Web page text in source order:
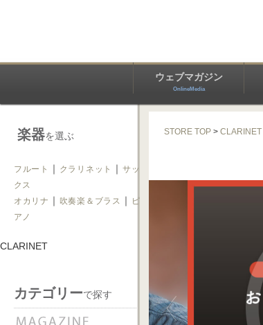
ウェブマガジン
OnlineMedia
楽器を選ぶ
フルート ｜ クラリネット ｜ サッ
クス
オカリナ ｜ 吹奏楽＆ブラス ｜
ピ
アノ
CLARINET
カテゴリーで探す
STORE TOP >CLARINET